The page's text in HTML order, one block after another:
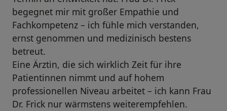
begegnet mir mit großer Empathie und
Fachkompetenz – ich fühle mich verstanden,
ernst genommen und medizinisch bestens
betreut.
Eine Ärztin, die sich wirklich Zeit für ihre
Patientinnen nimmt und auf hohem
professionellen Niveau arbeitet – ich kann Frau
Dr. Frick nur wärmstens weiterempfehlen.